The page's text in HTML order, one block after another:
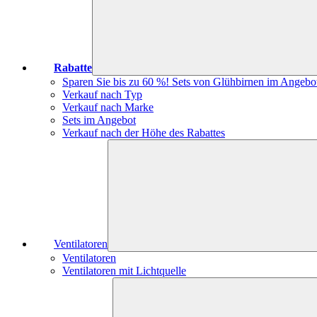
Rabatte
Sparen Sie bis zu 60 %! Sets von Glühbirnen im
Verkauf nach Typ
Verkauf nach Marke
Sets im Angebot
Verkauf nach der Höhe des Rabattes
Ventilatoren
Ventilatoren
Ventilatoren mit Lichtquelle